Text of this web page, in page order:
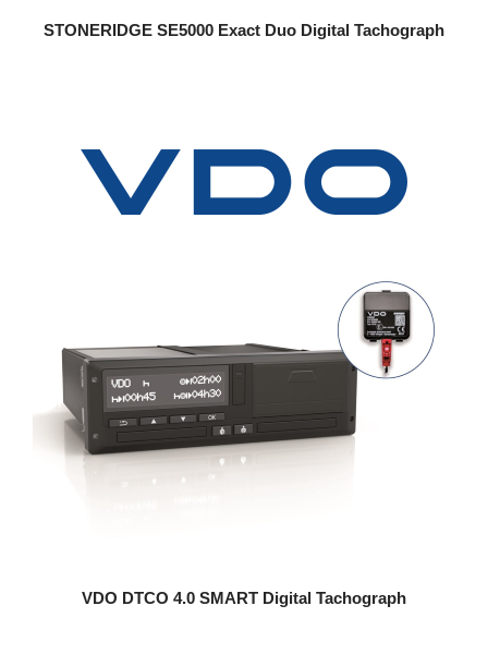
STONERIDGE SE5000 Exact Duo Digital Tachograph
VDO DTCO 4.0 SMART Digital Tachograph